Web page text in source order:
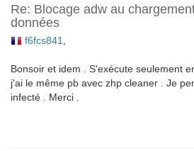
Re: Blocage adw au
données
f6fcs841
Bonsoir et idem . S'exécute seulement
j'ai le même pb avec zhp cleaner . Je
infecté . Merci .